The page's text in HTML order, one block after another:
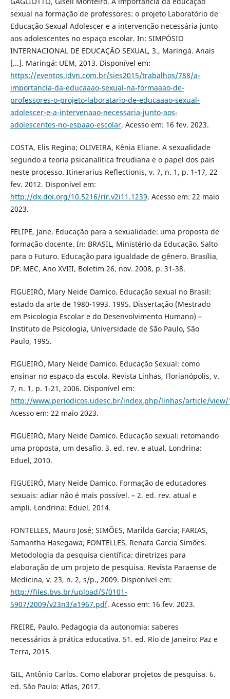
sexual na formação de professores: o projeto Laboratório de
Educação Sexual Adolescer e a intervenção necessária junto
aos adolescentes no espaço escolar. In: SIMPÓSIO
INTERNACIONAL DE EDUCAÇÃO SEXUAL, 3., Maringá. Anais
[...]. Maringá: UEM, 2013. Disponível em:
https://eventos.idvn.com.br/sies2015/trabalhos/788/a-
importancia-da-educaaao-sexual-na-formaaao-de-
professores-o-projeto-laboratario-de-educaaao-sexual-
adolescer-e-a-intervenaao-necessaria-junto-aos-
adolescentes-no-espaao-escolar. Acesso em: 16 fev. 2023.
COSTA, Elis Regina; OLIVEIRA, Kênia Eliane. A sexualidade
segundo a teoria psicanalítica freudiana e o papel dos pais
neste processo. Itinerarius Reflectionis, v. 7, n. 1, p. 1-17, 22
fev. 2012. Disponível em:
http://dx.doi.org/10.5216/rir.v2i11.1239. Acesso em: 22 maio
2023.
FELIPE, Jane. Educação para a sexualidade: uma proposta de
formação docente. In: BRASIL, Ministério da Educação. Salto
para o Futuro. Educação para igualdade de gênero. Brasília,
DF: MEC, Ano XVIII, Boletim 26, nov. 2008, p. 31-38.
FIGUEIRÓ, Mary Neide Damico. Educação sexual no Brasil:
estado da arte de 1980-1993. 1995. Dissertação (Mestrado
em Psicologia Escolar e do Desenvolvimento Humano) –
Instituto de Psicologia, Universidade de São Paulo, São
Paulo, 1995.
FIGUEIRÓ, Mary Neide Damico. Educação Sexual: como
ensinar no espaço da escola. Revista Linhas, Florianópolis, v.
7, n. 1, p. 1-21, 2006. Disponível em:
http://www.periodicos.udesc.br/index.php/linhas/article/view/
Acesso em: 22 maio 2023.
FIGUEIRÓ, Mary Neide Damico. Educação sexual: retomando
uma proposta, um desafio. 3. ed. rev. e atual. Londrina:
Eduel, 2010.
FIGUEIRÓ, Mary Neide Damico. Formação de educadores
sexuais: adiar não é mais possível. – 2. ed. rev. atual e
ampli. Londrina: Eduel, 2014.
FONTELLES, Mauro José; SIMÕES, Marilda Garcia; FARIAS,
Samantha Hasegawa; FONTELLES, Renata Garcia Simões.
Metodologia da pesquisa científica: diretrizes para
elaboração de um projeto de pesquisa. Revista Paraense de
Medicina, v. 23, n. 2, s/p., 2009. Disponível em:
http://files.bvs.br/upload/S/0101-
5907/2009/v23n3/a1967.pdf. Acesso em: 16 fev. 2023.
FREIRE, Paulo. Pedagogia da autonomia: saberes
necessários à prática educativa. 51. ed. Rio de Janeiro: Paz e
Terra, 2015.
GIL, Antônio Carlos. Como elaborar projetos de pesquisa. 6.
ed. São Paulo: Atlas, 2017.